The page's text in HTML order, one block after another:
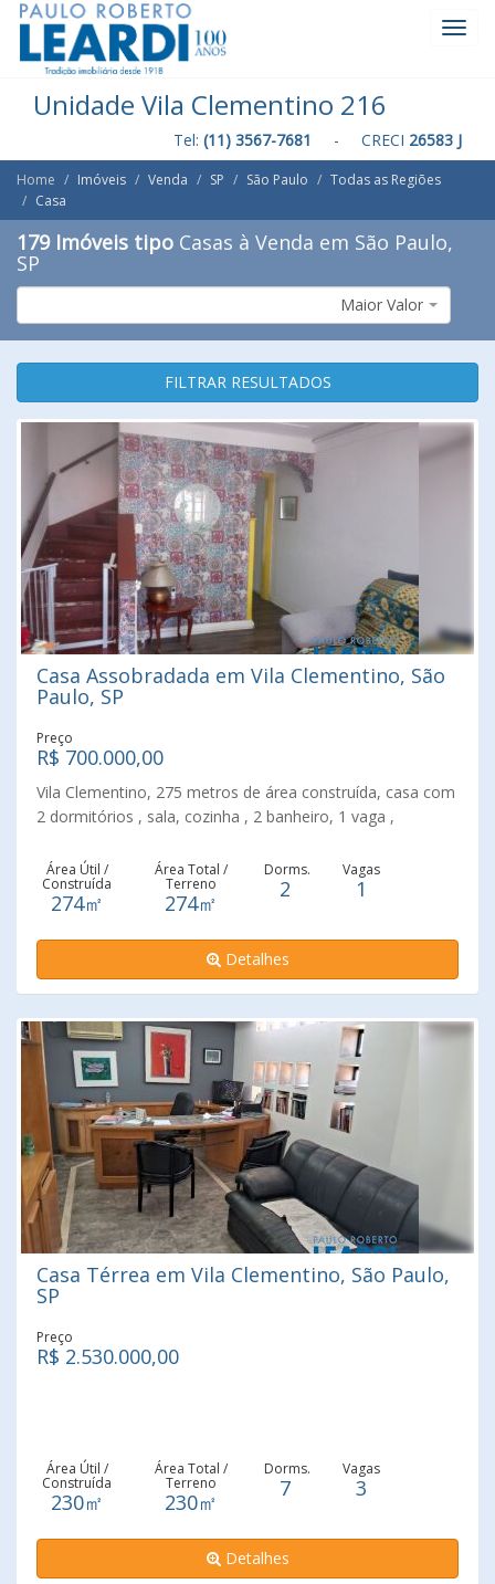
Unidade Vila Clementino 216
Tel: (11) 3567-7681 - CRECI 26583 J
Home Imóveis Venda SP São Paulo
Todas as Regiões
Casa
179 Imóveis tipo Casas à Venda em São Paulo,
SP
Maior Valor
FILTRAR RESULTADOS
Casa Assobradada em Vila Clementino, São
Paulo, SP
Preço
R$ 700.000,00
Vila Clementino, 275 metros de área construída, casa com
2 dormitórios , sala, cozinha , 2 banheiro, 1 vaga ,
Área Útil /
Construída
274㎡
Área Total /
Terreno
274㎡
Dorms.
2
Vagas
1
Detalhes
Casa Térrea em Vila Clementino, São Paulo,
SP
Preço
R$ 2.530.000,00
Área Útil /
Construída
230㎡
Área Total /
Terreno
230㎡
Dorms.
7
Vagas
3
Detalhes